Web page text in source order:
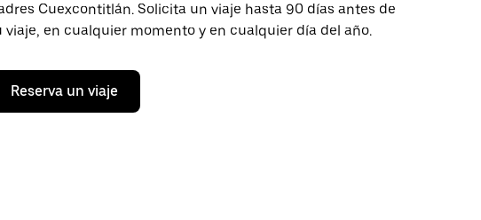
Cuexcontitlán. Solicita un viaje hasta 90 días antes de
viaje, en cualquier momento y en cualquier día del año.
Reserva un viaje